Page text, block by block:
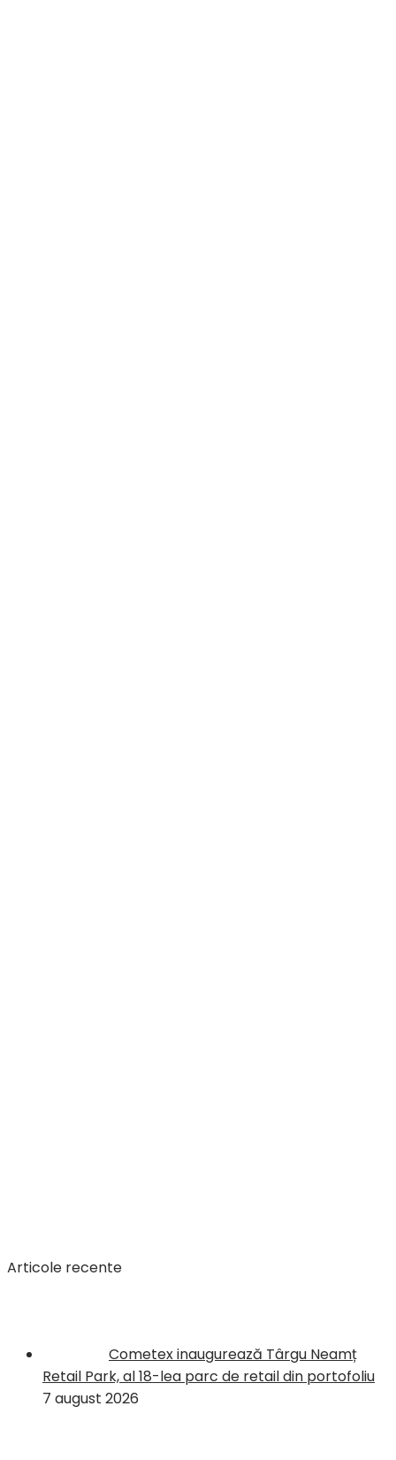
Articole recente
Cometex inaugurează Târgu Neamț
Retail Park, al 18-lea parc de retail din portofoliu
7 august 2026